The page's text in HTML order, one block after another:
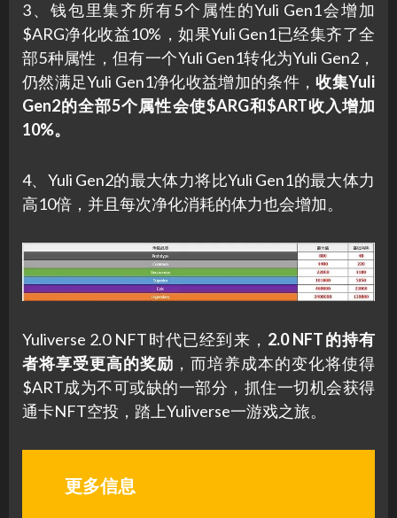
3、钱包里集齐所有5个属性的Yuli Gen1会增加
$ARG净化收益10%，如果Yuli Gen1已经集齐了全
部5种属性，但有一个Yuli Gen1转化为Yuli Gen2，
仍然满足Yuli Gen1净化收益增加的条件，收集Yuli
Gen2的全部5个属性会使$ARG和$ART收入增加
10%。
4、Yuli Gen2的最大体力将比Yuli Gen1的最大体力
高10倍，并且每次净化消耗的体力也会增加。
Yuliverse 2.0 NFT时代已经到来， 2.0 NFT的持有
者将享受更高的奖励 ，而培养成本的变化将使得
$ART成为不可或缺的一部分，抓住一切机会获得
通卡NFT空投，踏上Yuliverse一游戏之旅。
更多信息